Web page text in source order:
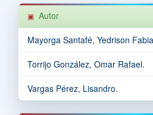
Autor
Mayorga Santafé, Yedrison
Torrijo González, Omar Rafael.
Vargas Pérez, Lisandro.